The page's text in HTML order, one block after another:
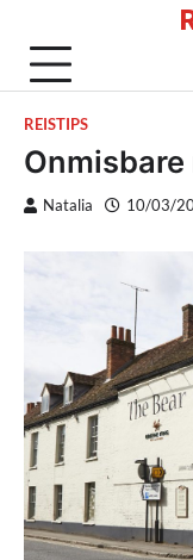
content
REISTIPS
Natalia 10/03/